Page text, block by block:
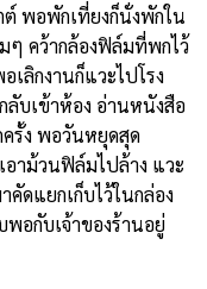
ต์ พอพักเที่ยงก็นั่งพักใน
ๆ คว้ากล้องฟิล์มที่พกไว้
ลิกงานก็แวะไปโรง
ลับเข้าห้อง อ่านหนังสือ
รั้ง พอวันหยุดสุด
อาม้วนฟิล์มไปล้าง แวะ
ดแยกเก็บไว้ในกล่อง
อกับเจ้าของร้านอยู่